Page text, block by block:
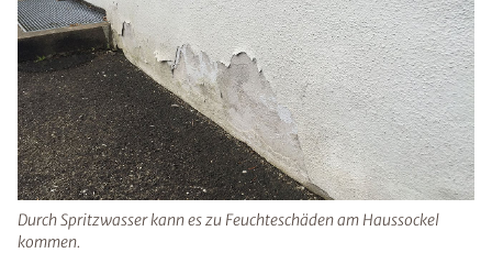
Durch Spritzwasser kann es zu Feuchteschäden am Haussockel
kommen.